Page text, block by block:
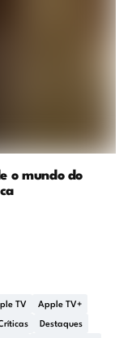
o mundo do
TV Apple TV+
Destaques